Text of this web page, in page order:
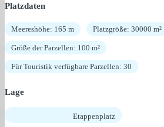
Platzdaten
Meereshöhe: 165 m Platzgröße: 30000 m²
Größe der Parzellen: 100 m²
Für Touristik verfügbare Parzellen: 30
Lage
Etappenplatz